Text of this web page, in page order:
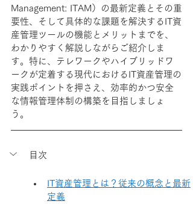
Management: ITAM）の最新定義とその重
要性、そして具体的な課題を解決するIT資
産管理ツールの機能とメリットまでを、
わかりやすく解説しながらご紹介しま
す。特に、テレワークやハイブリッドワ
ークが定着する現代におけるIT資産管理の
実践ポイントを押さえ、効率的かつ安全
な情報管理体制の構築を目指しましょ
う。
目次
IT資産管理とは？従来の概念と最新
定義